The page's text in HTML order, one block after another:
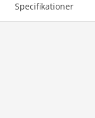
Specifikationer